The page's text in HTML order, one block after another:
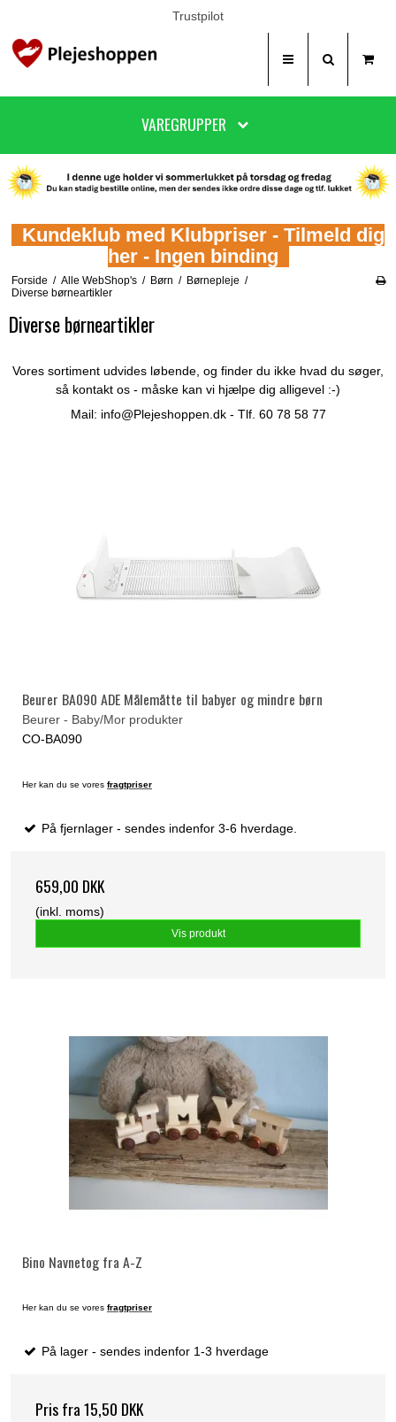
Trustpilot
VAREGRUPPER
Kundeklub med Klubpriser - Tilmeld dig
her - Ingen binding
Forside / Alle WebShop's / Børn / Børnepleje /
Diverse børneartikler
Diverse børneartikler
Vores sortiment udvides løbende, og finder du ikke hvad du søger,
så kontakt os - måske kan vi hjælpe dig alligevel :-)
Mail: info@Plejeshoppen.dk - Tlf. 60 78 58 77
Beurer BA090 ADE Målemåtte til babyer og mindre børn
Beurer - Baby/Mor produkter
CO-BA090
Her kan du se vores fragtpriser
På fjernlager - sendes indenfor 3-6 hverdage.
659,00 DKK
(inkl. moms)
Vis produkt
Bino Navnetog fra A-Z
Her kan du se vores fragtpriser
På lager - sendes indenfor 1-3 hverdage
Pris fra15,50 DKK